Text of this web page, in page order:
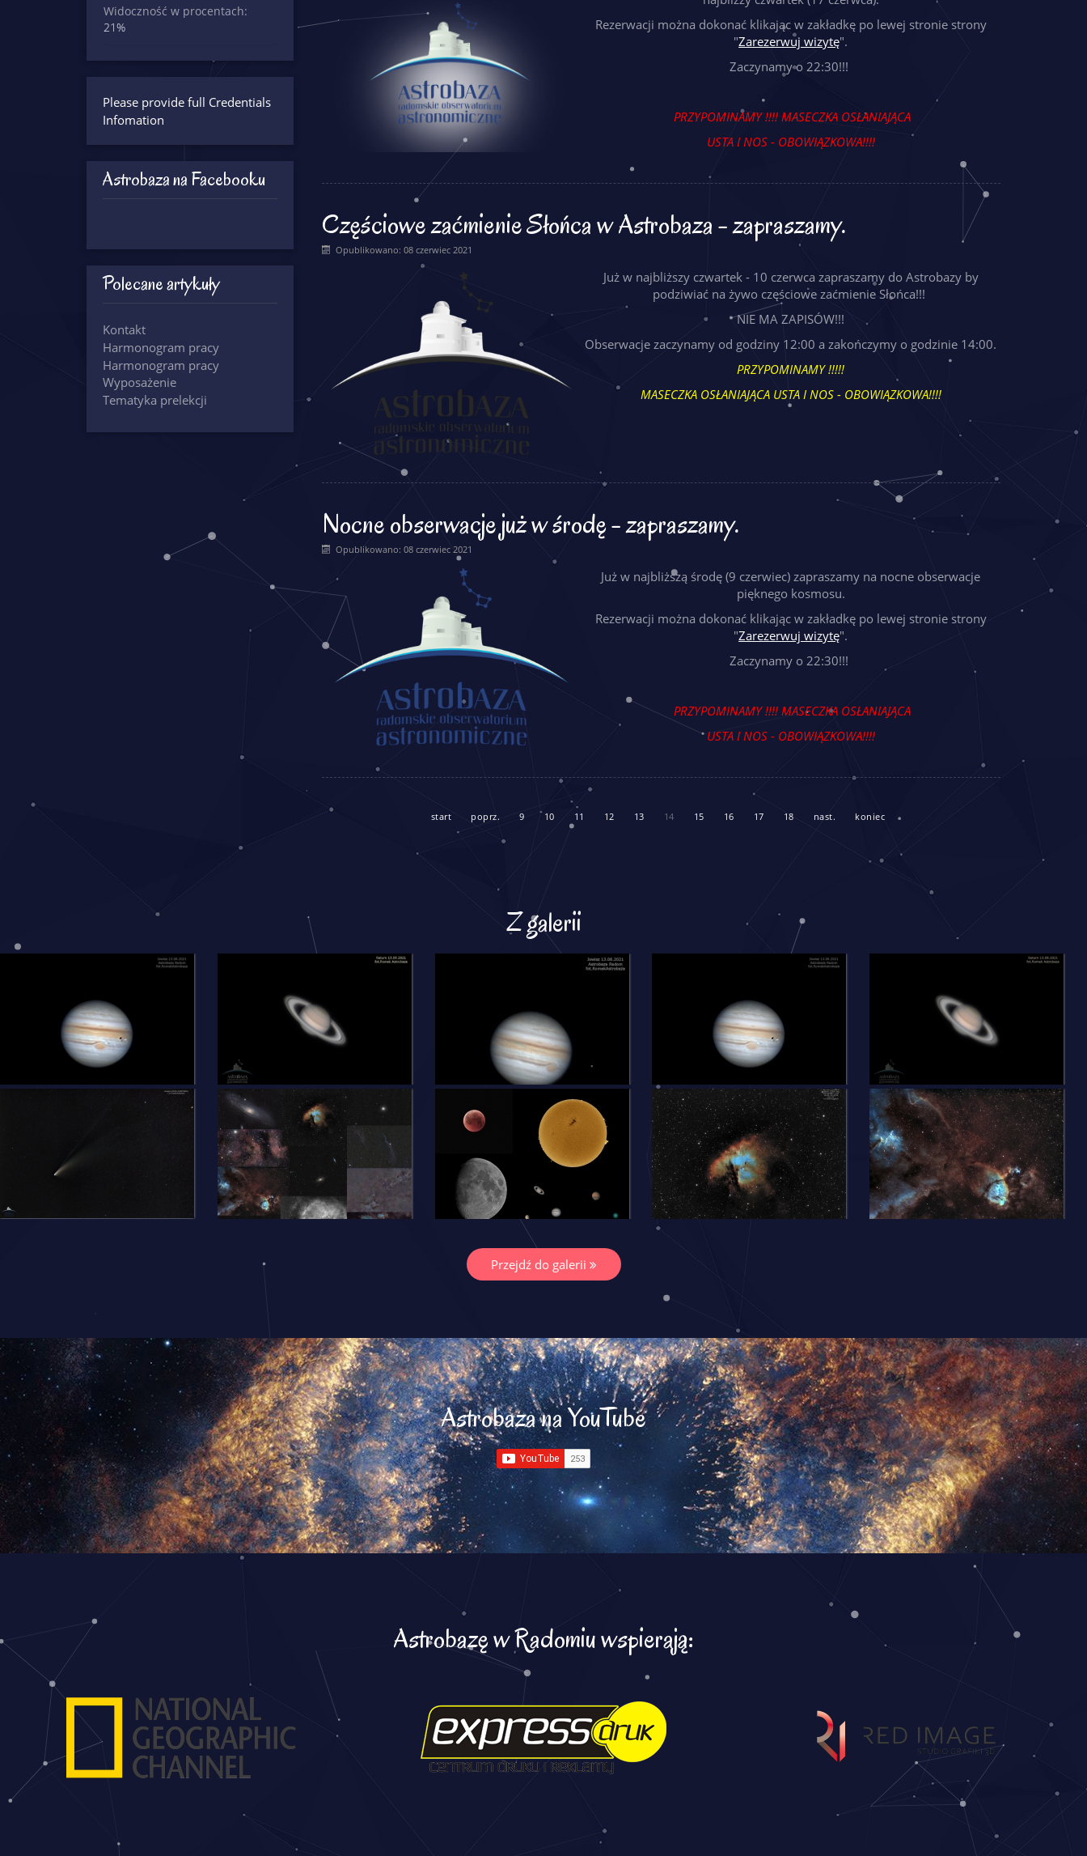
Rezerwacji można dokonać klikając w zakładkę po lewej stronie strony
"Zarezerwuj wizytę".
Zaczynamy o 22:30!!!
PRZYPOMINAMY !!!!MASECZKA OSŁANIAJĄCA
USTA I NOS - OBOWIĄZKOWA!!!!
Częściowe zaćmienie Słońca w Astrobaza - zapraszamy.
Opublikowano: 08 czerwiec 2021
Już w najbliższy czwartek - 10 czerwca zapraszamy do Astrobazy by
podziwiać na żywo częściowe zaćmienie Słońca!!!
NIE MA ZAPISÓW!!!
Obserwacje zaczynamy od godziny 12:00 a zakończymy o godzinie 14:00.
PRZYPOMINAMY !!!!!
MASECZKA OSŁANIAJĄCA USTA I NOS - OBOWIĄZKOWA!!!!
Nocne obserwacje już w środę - zapraszamy.
Opublikowano: 08 czerwiec 2021
Już w najbliższą środę (9 czerwiec) zapraszamy na nocne obserwacje
pięknego kosmosu.
Rezerwacji można dokonać klikając w zakładkę po lewej stronie strony
"Zarezerwuj wizytę".
Zaczynamy o 22:30!!!
PRZYPOMINAMY !!!!MASECZKA OSŁANIAJĄCA
USTA I NOS - OBOWIĄZKOWA!!!!
start poprz. 9 10 11 12 13 14 15 16 17 18 nast. koniec
Widoczność w procentach:
21%
Please provide full Credentials
Infomation
Astrobaza na Facebooku
Polecane artykuły
Kontakt
Harmonogram pracy
Harmonogram pracy
Wyposażenie
Tematyka prelekcji
Z galerii
Przejdź do galerii
Astrobaza na YouTube
Astrobazę w Radomiu wspierają: